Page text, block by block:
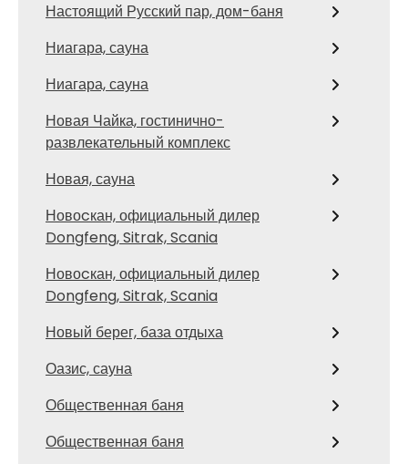
Настоящий Русский пар, дом-баня
Ниагара, сауна
Ниагара, сауна
Новая Чайка, гостинично-
развлекательный комплекс
Новая, сауна
Новоcкан, официальный дилер
Dongfeng, Sitrak, Scania
Новоcкан, официальный дилер
Dongfeng, Sitrak, Scania
Новый берег, база отдыха
Оазис, сауна
Общественная баня
Общественная баня